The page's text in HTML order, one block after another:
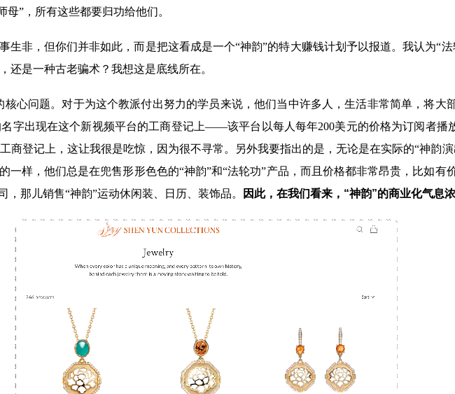
”，所有这些都要归功给他们。
生非，但你们并非如此，而是把这看成是一个“神韵”的特大赚钱计划予以报道。我认为“
还是一种古老骗术？我想这是底线所在。
心问题。对于为这个教派付出努力的学员来说，他们当中许多人，生活非常简单，将大
字出现在这个新视频平台的工商登记上——该平台以每人每年200美元的价格为订阅者播
商登记上，这让我很是吃惊，因为很不寻常。另外我要指出的是，无论是在实际的“神韵
一样，他们总是在兜售形形色色的“神韵”和“法轮功”产品，而且价格都非常昂贵，比如
那儿销售“神韵”运动休闲装、日历、装饰品。
因此，在我们看来，“神韵”的商业化气息